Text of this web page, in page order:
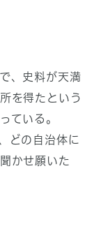
、史料が天満
を得たという
ている。
どの自治体に
かせ願いた